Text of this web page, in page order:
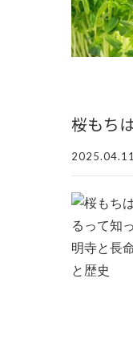
桜もち
2025.04.11